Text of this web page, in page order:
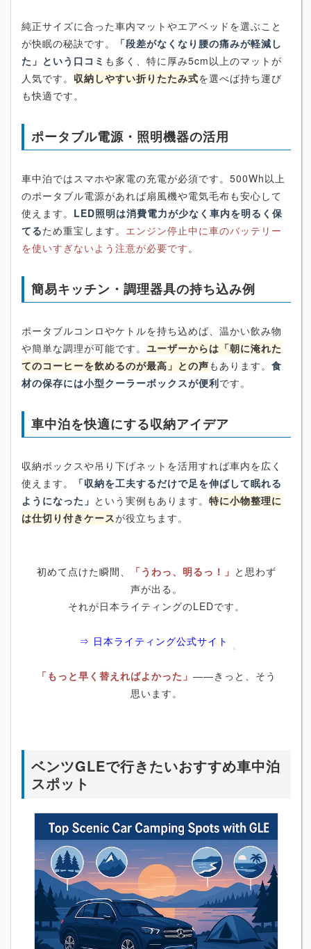
純正サイズに合った車内マットやエアベッドを選ぶこと
が快眠の秘訣です。
「段差がなくなり腰の痛みが軽減し
た」という口コミ も多く、特に厚み5cm以上のマットが
人気です。 収納しやすい折りたたみ式を選べば持ち運び
も快適です。
ポータブル電源・照明機器の活用
車中泊ではスマホや家電の充電が必須です。500Wh以上
のポータブル電源があれば扇風機や電気毛布も安心して
使えます。 LED照明は消費電力が少なく車内を明るく保
てるため重宝します。 エンジン停止中に車のバッテリー
を使いすぎないよう注意が必要です 。
簡易キッチン・調理器具の持ち込み例
ポータブルコンロやケトルを持ち込めば、温かい飲み物
や簡単な調理が可能です。 ユーザーからは「朝に淹れた
てのコーヒーを飲めるのが最高」との声もあります。 食
材の保存には小型クーラーボックスが便利です。
車中泊を快適にする収納アイデア
収納ボックスや吊り下げネットを活用すれば車内を広く
使えます。
「収納を工夫するだけで足を伸ばして眠れる
ようになった」 という実例もあります。 特に小物整理に
は仕切り付きケースが役立ちます。
初めて点けた瞬間、 「うわっ、明るっ！」 と思わず
声が出る。
それが日本ライティングのLEDです。
⇒ 日本ライティング公式サイト
「もっと早く替えればよかった」 ――きっと、そう
思います。
ベンツGLEで行きたいおすすめ車中泊
スポット